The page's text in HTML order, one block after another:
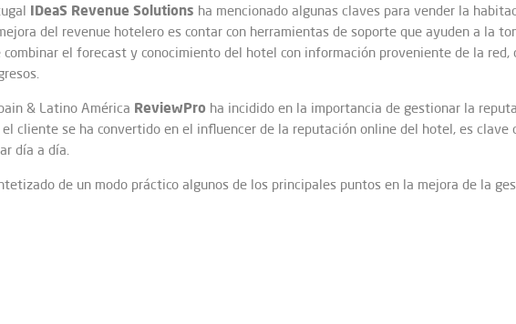
IDeaS Revenue Solutions ha mencionado algunas claves para vender la
del revenue hotelero es contar con herramientas de soporte que ayuden a la
el forecast y conocimiento del hotel con información proveniente de la red,
& Latino América ReviewPro ha incidido en la importancia de gestionar la
cliente se ha convertido en el influencer de la reputación online del hotel, es clave
día a día.
de un modo práctico algunos de los principales puntos en la mejora de la